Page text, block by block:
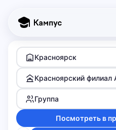
Красноярск
Красноярский филиал
Группа
Посмотреть в